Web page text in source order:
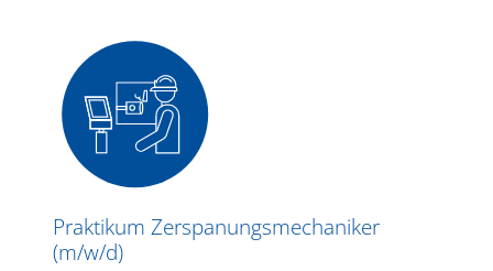
Praktikum Zerspanungsmechaniker
(m/w/d)